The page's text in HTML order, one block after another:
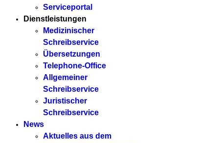
Serviceportal
Dienstleistungen
Medizinischer
Schreibservice
Übersetzungen
Telephone-Office
Allgemeiner
Schreibservice
Juristischer
Schreibservice
News
Aktuelles aus dem